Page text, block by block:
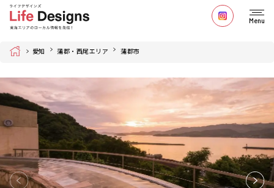
Menu
Home 愛知 蒲郡・西尾エリア 蒲郡市